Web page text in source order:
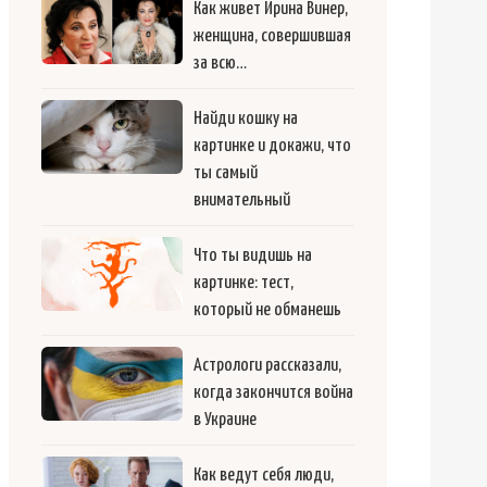
Как живет Ирина Винер,
женщина, совершившая
за всю…
Найди кошку на
картинке и докажи, что
ты самый
внимательный
Что ты видишь на
картинке: тест,
который не обманешь
Астрологи рассказали,
когда закончится война
в Украине
Как ведут себя люди,